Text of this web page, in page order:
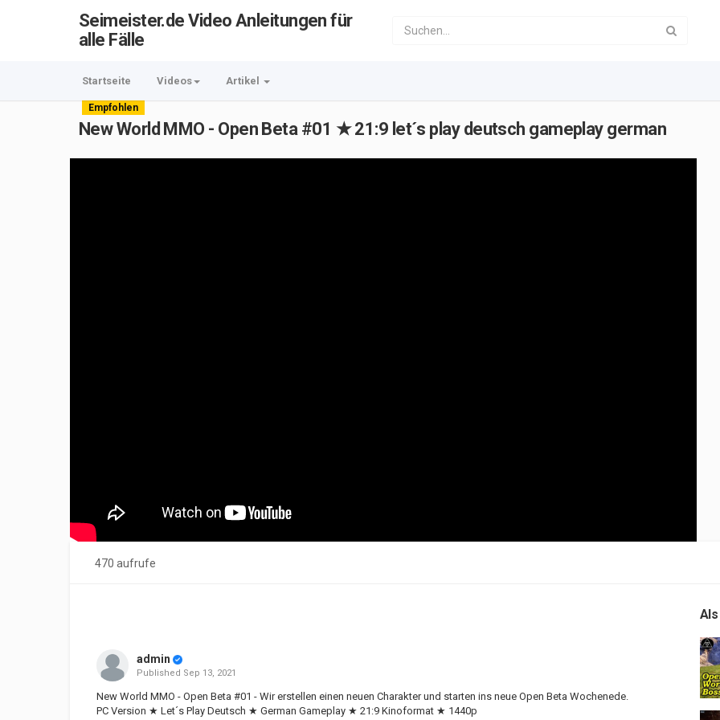
Seimeister.de Video Anleitungen für
alle Fälle
Startseite Videos Artikel
Empfohlen
New World MMO - Open Beta #01 ★ 21:9 let´s play deutsch gameplay german
470 aufrufe
admin
Published Sep 13, 2021
New World MMO - Open Beta #01 - Wir erstellen einen neuen Charakter und starten ins neue Open Beta Wochenede.
PC Version ★ Let´s Play Deutsch ★ German Gameplay ★ 21:9 Kinoformat ★ 1440p